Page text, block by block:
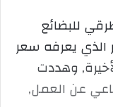
للبضائع
الذي يعرفه سعر
وهددت
عن العمل,